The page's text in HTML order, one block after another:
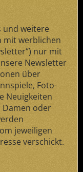
und weitere
mit werblichen
nur mit
Newsletter
über
Foto-
Neuigkeiten
Damen oder
jeweiligen
verschickt.